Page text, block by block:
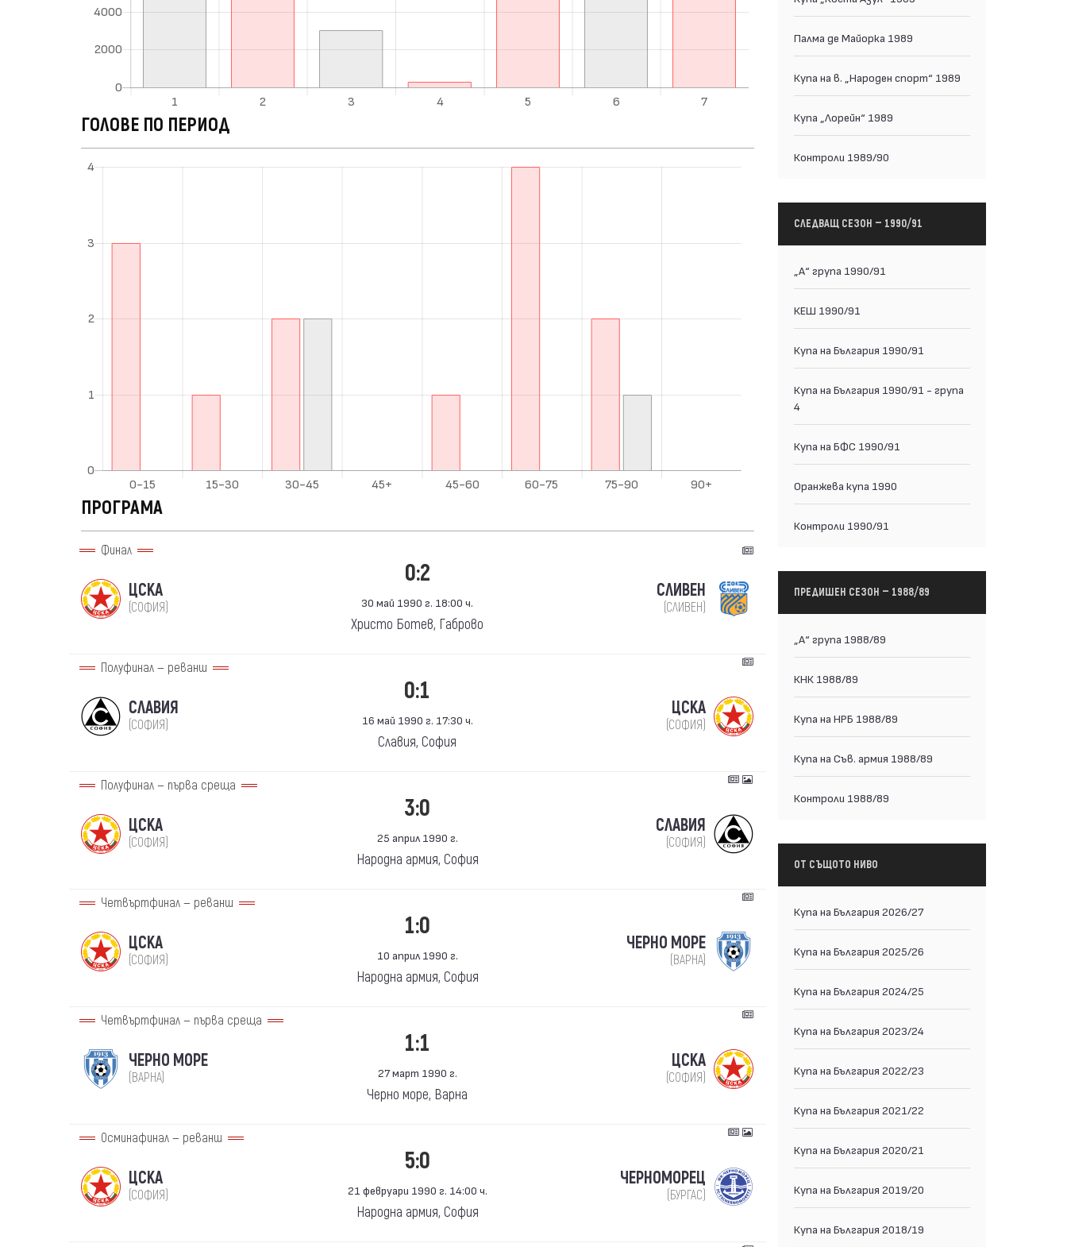
ГОЛОВЕ ПО ПЕРИОД
ПРОГРАМА
Финал
ЦСКА
(СОФИЯ)
0:2
30 май 1990 г. 18:00 ч.
Христо Ботев, Габрово
СЛИВЕН
(СЛИВЕН)
Полуфинал — реванш
СЛАВИЯ
(СОФИЯ)
0:1
16 май 1990 г. 17:30 ч.
Славия, София
ЦСКА
(СОФИЯ)
Полуфинал — първа среща
ЦСКА
(СОФИЯ)
3:0
25 април 1990 г.
Народна армия, София
СЛАВИЯ
(СОФИЯ)
Четвъртфинал — реванш
ЦСКА
(СОФИЯ)
1:0
10 април 1990 г.
Народна армия, София
ЧЕРНО МОРЕ
(ВАРНА)
Четвъртфинал — първа среща
ЧЕРНО МОРЕ
(ВАРНА)
1:1
27 март 1990 г.
Черно море, Варна
ЦСКА
(СОФИЯ)
Осминафинал — реванш
ЦСКА
(СОФИЯ)
5:0
21 февруари 1990 г. 14:00 ч.
Народна армия, София
ЧЕРНОМОРЕЦ
(БУРГАС)
Палма де Майорка 1989
Купа на в. „Народен спорт“ 1989
Купа „Лорейн“ 1989
Контроли 1989/90
СЛЕДВАЩ СЕЗОН — 1990/91
„А“ група 1990/91
КЕШ 1990/91
Купа на България 1990/91
Купа на България 1990/91 - група
4
Купа на БФС 1990/91
Оранжева купа 1990
Контроли 1990/91
ПРЕДИШЕН СЕЗОН — 1988/89
„А“ група 1988/89
КНК 1988/89
Купа на НРБ 1988/89
Купа на Съв. армия 1988/89
Контроли 1988/89
ОТ СЪЩОТО НИВО
Купа на България 2026/27
Купа на България 2025/26
Купа на България 2024/25
Купа на България 2023/24
Купа на България 2022/23
Купа на България 2021/22
Купа на България 2020/21
Купа на България 2019/20
Купа на България 2018/19